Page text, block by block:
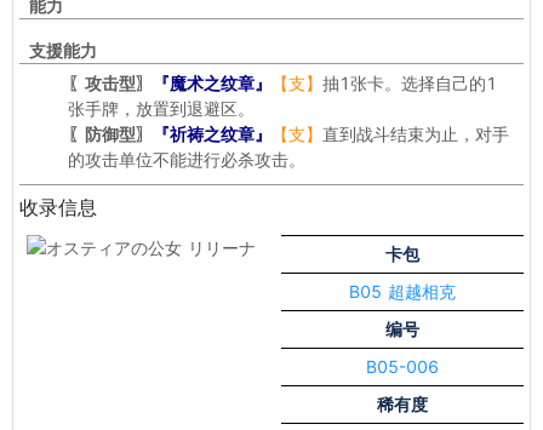
能力
支援能力
〖攻击型〗
『魔术之纹章』 【支】 抽1张卡。选择自己的1
张手牌，放置到退避区。
〖防御型〗
『祈祷之纹章』 【支】 直到战斗结束为止，对手
的攻击单位不能进行必杀攻击。
收录信息
卡包
B05 超越相克
编号
B05-006
稀有度